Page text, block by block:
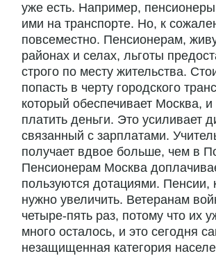
уже есть. Например,
ими на транспорте. Но, к
повсеместно. Пенсионерам,
районах и селах, льготы
строго по месту жительства.
попасть в черту городского
который обеспечивает Москва,
платить деньги. Это усиливает
связанный с зарплатами.
получает вдвое больше, чем в
Пенсионерам Москва
пользуются дотациями. Пенсии,
нужно увеличить. Ветеранам
четыре-пять раз, потому что их
много осталось, и это сегодня
незащищенная категория